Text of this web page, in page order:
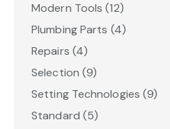
Modern Tools (12)
Plumbing Parts (4)
Repairs (4)
Selection (9)
Setting Technologies (9)
Standard (5)